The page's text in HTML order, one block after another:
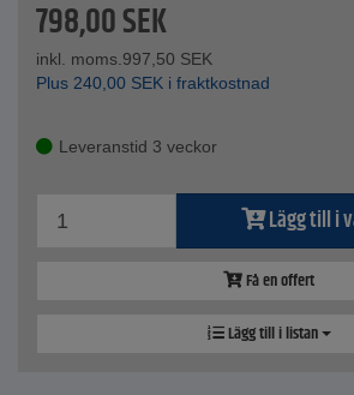
798,00SEK
inkl. moms.997,50 SEK
Plus 240,00 SEK i fraktkostnad
Leveranstid 3 veckor
Lägg till i
Få en offert
Lägg till i listan